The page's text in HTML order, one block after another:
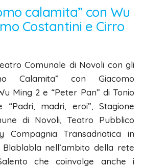
calamita” con Wu
Costantini e Cirro
Comunale di Novoli con gli
Calamita” con Giacomo
Ming 2 e “Peter Pan” di Tonio
madri, eroi”, Stagione
di Novoli, Teatro Pubblico
Compagnia Transadriatica in
nell’ambito della rete
che coinvolge anche i